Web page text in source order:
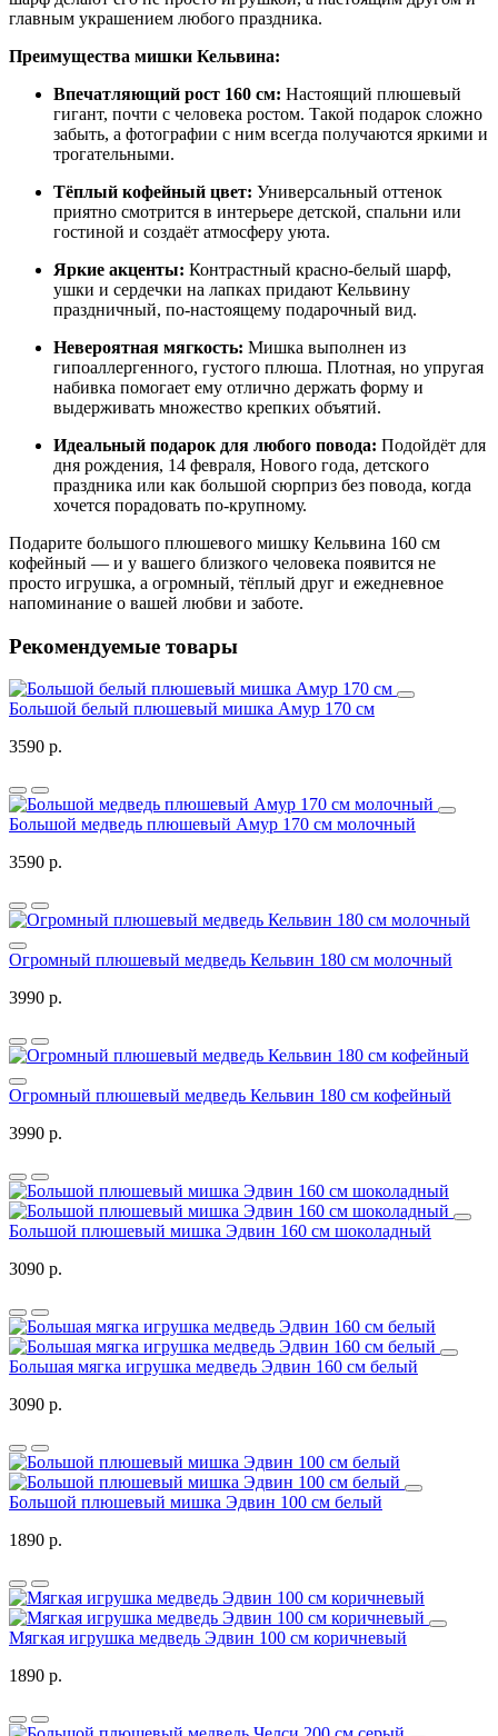
главным украшением любого праздника.
Преимущества мишки Кельвина:
Впечатляющий рост 160 см: Настоящий плюшевый
гигант, почти с человека ростом. Такой подарок сложно
забыть, а фотографии с ним всегда получаются яркими и
трогательными.
Тёплый кофейный цвет: Универсальный оттенок
приятно смотрится в интерьере детской, спальни или
гостиной и создаёт атмосферу уюта.
Яркие акценты: Контрастный красно‑белый шарф,
ушки и сердечки на лапках придают Кельвину
праздничный, по‑настоящему подарочный вид.
Невероятная мягкость: Мишка выполнен из
гипоаллергенного, густого плюша. Плотная, но упругая
набивка помогает ему отлично держать форму и
выдерживать множество крепких объятий.
Идеальный подарок для любого повода: Подойдёт для
дня рождения, 14 февраля, Нового года, детского
праздника или как большой сюрприз без повода, когда
хочется порадовать по‑крупному.
Подарите большого плюшевого мишку Кельвина 160 см
кофейный — и у вашего близкого человека появится не
просто игрушка, а огромный, тёплый друг и ежедневное
напоминание о вашей любви и заботе.
Рекомендуемые товары
Большой белый плюшевый мишка Амур 170 см
3590 р.
Большой медведь плюшевый Амур 170 см молочный
3590 р.
Огромный плюшевый медведь Кельвин 180 см молочный
3990 р.
Огромный плюшевый медведь Кельвин 180 см кофейный
3990 р.
Большой плюшевый мишка Эдвин 160 см шоколадный
3090 р.
Большая мягка игрушка медведь Эдвин 160 см белый
3090 р.
Большой плюшевый мишка Эдвин 100 см белый
1890 р.
Мягкая игрушка медведь Эдвин 100 см коричневый
1890 р.